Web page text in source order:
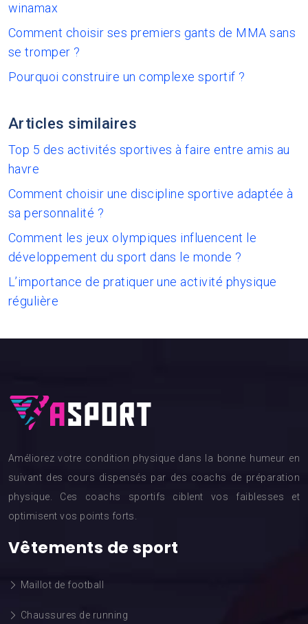
winamax
Comment choisir ses premiers gants de MMA sans
se tromper ?
Pourquoi construire un complexe sportif ?
Articles similaires
Top 5 des activités sportives à faire entre amis au
havre
Comment choisir une discipline sportive adaptée à
sa personnalité ?
Comment les jeux olympiques influencent le
développement du sport dans le monde ?
L’importance de pratiquer une activité physique
régulière
Améliorez votre condition physique dans la bonne humeur en
suivant des cours dispensés par des coachs de préparation
physique. Ces coachs sportifs ciblent vos faiblesses et
optimisent vos points forts.
Vêtements de sport
Maillot de football
Chaussures de running